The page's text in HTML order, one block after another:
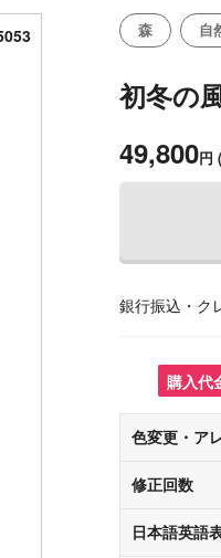
森 自
初冬の
49,800円
銀行振込・ク
購入代
色変更・ア
修正回数
日本語英語